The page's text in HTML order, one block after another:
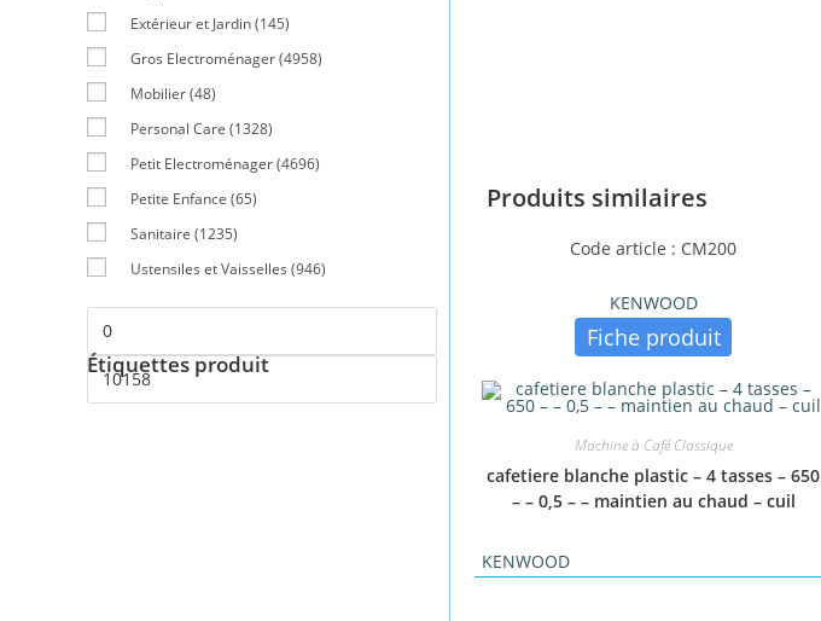
Produits similaires
Code article : CM200
KENWOOD
Fiche produit
Machine à Café Classique
cafetiere blanche plastic – 4 tasses – 650
– – 0,5 – – maintien au chaud – cuil
KENWOOD
Extérieur et Jardin(145)
Gros Electroménager(4958)
Mobilier(48)
Personal Care (1328)
Petit Electroménager(4696)
Petite Enfance (65)
Sanitaire (1235)
Ustensiles et Vaisselles (946)
Étiquettes produit